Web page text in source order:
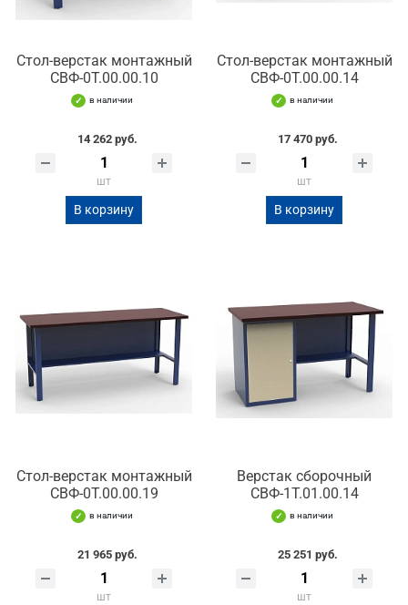
Стол-верстак монтажный
СВФ-0Т.00.00.10
в наличии
14 262 руб.
шт
В корзину
Стол-верстак монтажный
СВФ-0Т.00.00.14
в наличии
17 470 руб.
шт
В корзину
Стол-верстак монтажный
СВФ-0Т.00.00.19
в наличии
21 965 руб.
шт
Верстак сборочный
СВФ-1Т.01.00.14
в наличии
25 251 руб.
шт